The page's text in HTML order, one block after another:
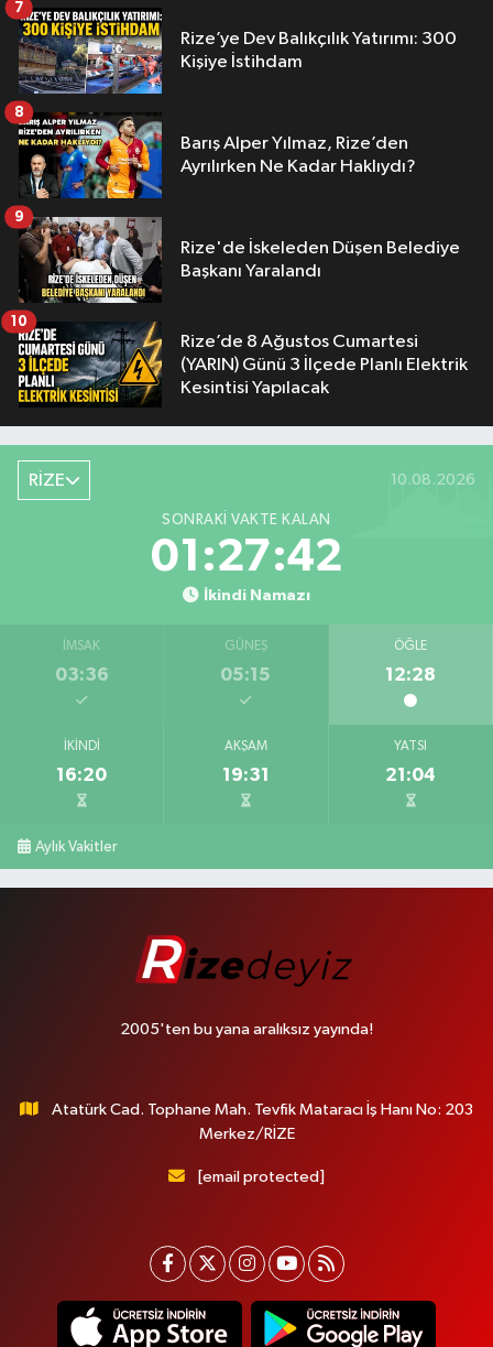
Rize’ye Dev Balıkçılık Yatırımı: 300
Kişiye İstihdam
7
Barış Alper Yılmaz, Rize’den
Ayrılırken Ne Kadar Haklıydı?
8
Rize'de İskeleden Düşen Belediye
Başkanı Yaralandı
9
Rize’de 8 Ağustos Cumartesi
(YARIN) Günü 3 İlçede Planlı Elektrik
Kesintisi Yapılacak
10
RİZE 10.08.2026
SONRAKI VAKTE KALAN
01:27:42
İkindi Namazı
İMSAK
03:36
GÜNEŞ
05:15
ÖĞLE
12:28
İKINDI
16:20
AKŞAM
19:31
YATSI
21:04
Aylık Vakitler
2005'ten bu yana aralıksız yayında!
Atatürk Cad. Tophane Mah. Tevfik Mataracı İş Hanı No: 203
Merkez/RİZE
[email protected]